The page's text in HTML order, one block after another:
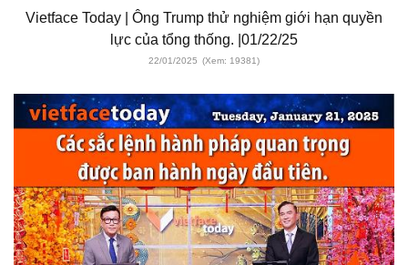
Vietface Today | Ông Trump thử nghiệm giới hạn quyền
lực của tổng thống. |01/22/25
22/01/2025 (Xem: 19381)